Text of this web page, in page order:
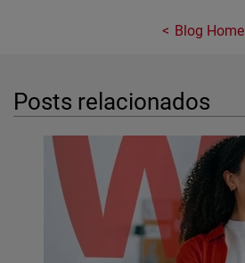
Blog Home
Posts relacionados